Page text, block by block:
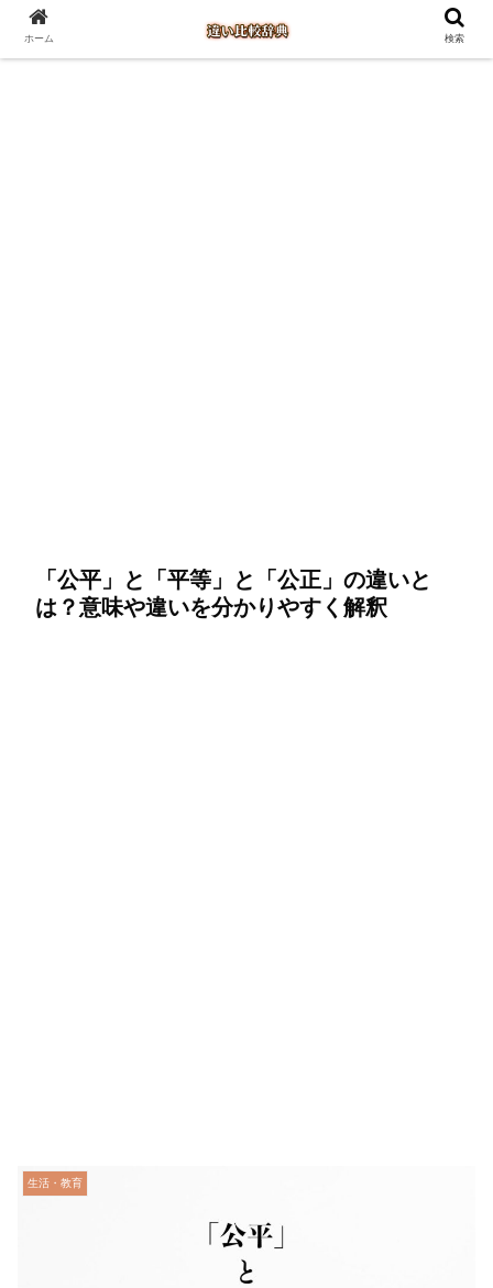
「公平」と「平等」と「公正」の違いと
は？意味や違いを分かりやすく解釈
生活・教育
ホーム 検索